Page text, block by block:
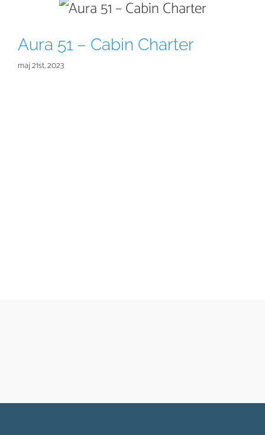
Aura 51 – Cabin Charter
maj 21st, 2023